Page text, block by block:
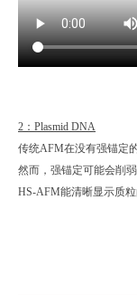
2：Plasmid DNA
传统AFM在没有强锚定
然而，强锚定可能会削
HS-AFM能清晰显示质